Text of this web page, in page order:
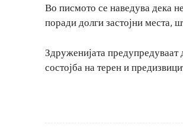
Во писмото се наведува дека
поради долги застојни места,
Здруженијата предупредуваат
состојба на терен и